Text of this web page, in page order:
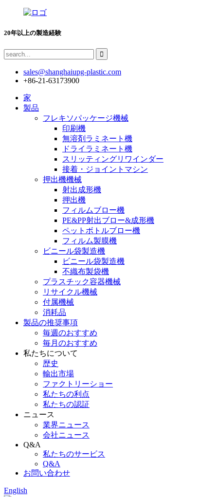
20年以上の製造経験
sales@shanghaiupg-plastic.com
+86-21-63173900
家
製品
フレキソパッケージ機械
印刷機
無溶剤ラミネート機
ドライラミネート機
スリッティングリワインダー
接着・ジョイントマシン
押出機機械
射出成形機
押出機
フィルムブロー機
PE&PP射出ブロー&成形機
ペットボトルブロー機
フィルム製膜機
ビニール袋製造機
ビニール袋製造機
不織布製袋機
プラスチック容器機械
リサイクル機械
付属機械
消耗品
製品の推奨事項
毎週のおすすめ
毎月のおすすめ
私たちについて
歴史
輸出市場
ファクトリーショー
私たちの利点
私たちの認証
ニュース
業界ニュース
会社ニュース
Q&A
私たちのサービス
Q&A
お問い合わせ
English